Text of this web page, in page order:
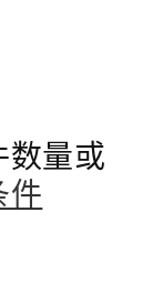
量或
件